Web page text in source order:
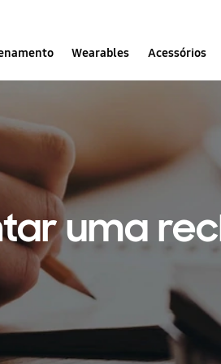
Wearables Acessórios
uma